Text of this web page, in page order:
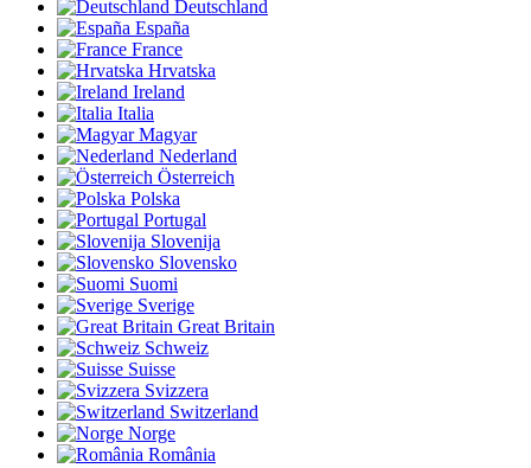
Deutschland
España
France
Hrvatska
Ireland
Italia
Magyar
Nederland
Österreich
Polska
Portugal
Slovenija
Slovensko
Suomi
Sverige
Great Britain
Schweiz
Suisse
Svizzera
Switzerland
Norge
România